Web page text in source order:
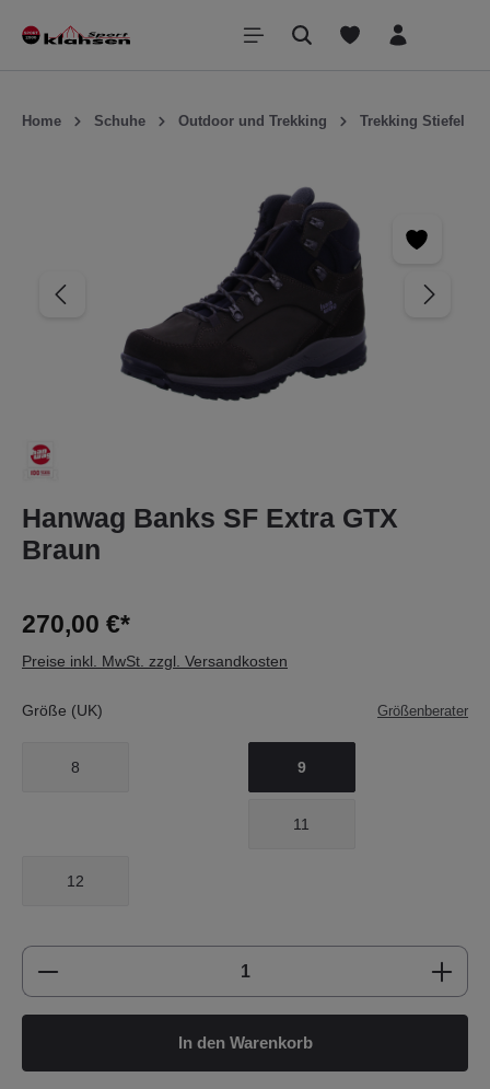
springen
Home Schuhe Outdoor und Trekking Trekking Stiefel
Hanwag Banks SF Extra GTX
Braun
270,00 €*
Preise inkl. MwSt. zzgl. Versandkosten
Größe (UK) Größenberater
8 9
11
12
Produkt Anzahl: Gib den gewünschten
In den Warenkorb